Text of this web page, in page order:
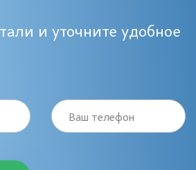
и уточните удобное
Ваш телефон